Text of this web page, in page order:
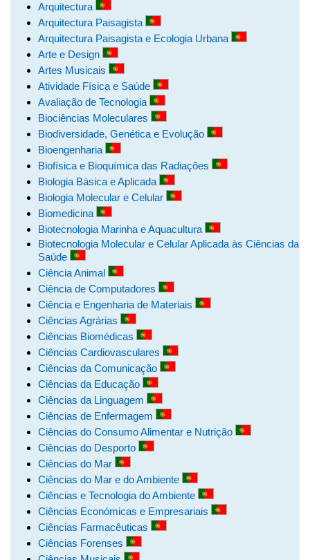
Arquitectura
Arquitectura Paisagista
Arquitectura Paisagista e Ecologia Urbana
Arte e Design
Artes Musicais
Atividade Física e Saúde
Avaliação de Tecnologia
Biociências Moleculares
Biodiversidade, Genética e Evolução
Bioengenharia
Biofísica e Bioquímica das Radiações
Biologia Básica e Aplicada
Biologia Molecular e Celular
Biomedicina
Biotecnologia Marinha e Aquacultura
Biotecnologia Molecular e Celular Aplicada às Ciências da
Saúde
Ciência Animal
Ciência de Computadores
Ciência e Engenharia de Materiais
Ciências Agrárias
Ciências Biomédicas
Ciências Cardiovasculares
Ciências da Comunicação
Ciências da Educação
Ciências da Linguagem
Ciências de Enfermagem
Ciências do Consumo Alimentar e Nutrição
Ciências do Desporto
Ciências do Mar
Ciências do Mar e do Ambiente
Ciências e Tecnologia do Ambiente
Ciências Económicas e Empresariais
Ciências Farmacêuticas
Ciências Forenses